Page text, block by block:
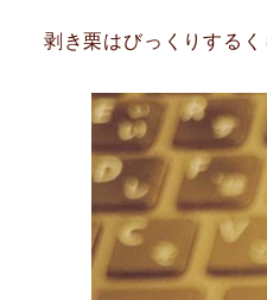
剥き栗はびっくりするく